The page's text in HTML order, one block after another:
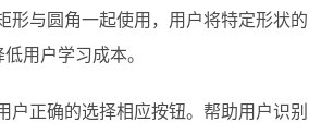
形与圆角一起使用，用户将特定形状的
用户学习成本。
正确的选择相应按钮。帮助用户识别